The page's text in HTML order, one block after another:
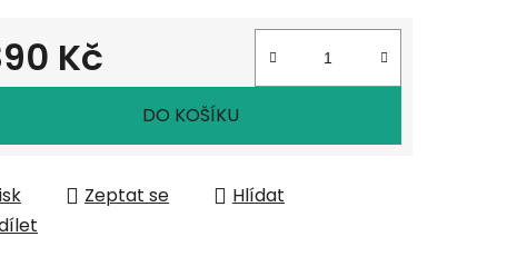
Kč
cena:
DO KOŠÍKU
Zeptat se
Hlídat